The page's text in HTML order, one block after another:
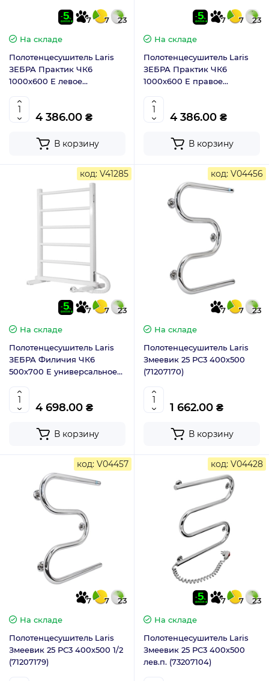
7 7
23
На складе
Полотенцесушитель Laris
ЗЕБРА Практик ЧК6
1000х600 E левое
4 386.00 ₴
В корзину
7 7
23
На складе
Полотенцесушитель Laris
ЗЕБРА Практик ЧК6
1000х600 E правое
4 386.00 ₴
В корзину
код: V41285
7 7
23
На складе
Полотенцесушитель Laris
ЗЕБРА Филичия ЧК6
500х700 E универсальное
4 698.00 ₴
В корзину
код: V04456
7 7
23
На складе
Полотенцесушитель Laris
Змеевик 25 РС3 400х500
(71207170)
1 662.00 ₴
В корзину
код: V04457
7 7
23
На складе
Полотенцесушитель Laris
Змеевик 25 РС3 400х500 1/2
(71207179)
код: V04428
7 7
23
На складе
Полотенцесушитель Laris
Змеевик 25 РС3 400х500
лев.п. (73207104)